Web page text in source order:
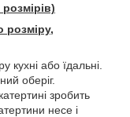
розміру,
кухні або їдальні.
оберіг.
зробить
несе і